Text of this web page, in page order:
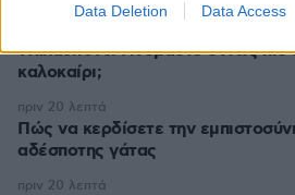
Data Deletion Data Access
Wanderlove: Γινόμαστε όντως πιο
καλοκαίρι;
Πώς να κερδίσετε την
αδέσποτης γάτας
πριν 20 λεπτά
πριν 20 λεπτά